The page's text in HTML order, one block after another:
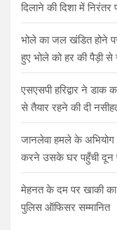
दिलाने की दिशा में निरंतर
भोले का जल खंडित होने पर
हुए भोले को हर की पैड़ी
एसएसपी हरिद्वार ने डाक
से तैयार रहने की दी
जानलेवा हमले के अभियोग
करने उसके घर पहुँची दून
मेहनत के दम पर खाकी
पुलिस ऑफिसर सम्मानित